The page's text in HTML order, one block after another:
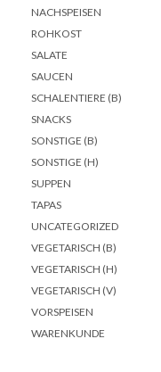
NACHSPEISEN
ROHKOST
SALATE
SAUCEN
SCHALENTIERE (B)
SNACKS
SONSTIGE (B)
SONSTIGE (H)
SUPPEN
TAPAS
UNCATEGORIZED
VEGETARISCH (B)
VEGETARISCH (H)
VEGETARISCH (V)
VORSPEISEN
WARENKUNDE